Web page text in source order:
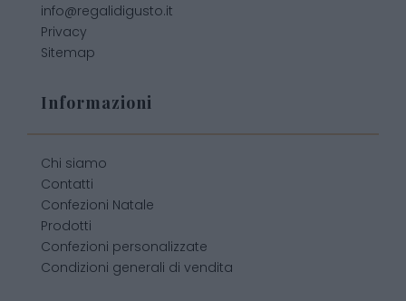
info@regalidigusto.it
Privacy
Sitemap
Informazioni
Chi siamo
Contatti
Confezioni Natale
Prodotti
Confezioni personalizzate
Condizioni generali di vendita